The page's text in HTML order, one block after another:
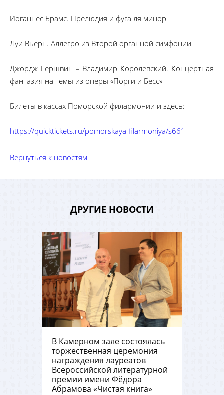
Иоганнес Брамс. Прелюдия и фуга ля минор
Луи Вьерн. Аллегро из Второй органной симфонии
Джордж Гершвин – Владимир Королевский. Концертная
фантазия на темы из оперы «Порги и Бесс»
Билеты в кассах Поморской филармонии и здесь:
https://quicktickets.ru/pomorskaya-filarmoniya/s661
Вернуться к новостям
ДРУГИЕ НОВОСТИ
В Камерном зале состоялась
торжественная церемония
награждения лауреатов
Всероссийской литературной
премии имени Фёдора
Абрамова «Чистая книга»